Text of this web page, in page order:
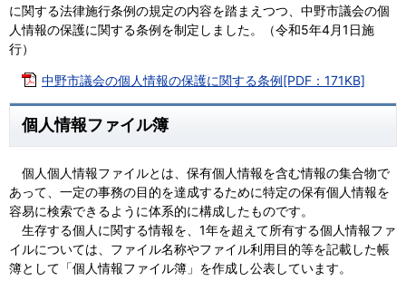
に関する法律施行条例の規定の内容を踏まえつつ、中野市議会の個
人情報の保護に関する条例を制定しました。（令和5年4月1日施
行）
中野市議会の個人情報の保護に関する条例[PDF：171KB]
個人情報ファイル簿
個人個人情報ファイルとは、保有個人情報を含む情報の集合物で
あって、一定の事務の目的を達成するために特定の保有個人情報を
容易に検索できるように体系的に構成したものです。
生存する個人に関する情報を、1年を超えて所有する個人情報ファ
イルについては、ファイル名称やファイル利用目的等を記載した帳
簿として「個人情報ファイル簿」を作成し公表しています。